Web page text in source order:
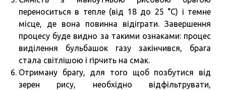
переноситься в тепле (від 18 до 25 °C) і темне
місце, де вона повинна відіграти. Завершення
процесу буде видно за такими ознаками: процес
виділення бульбашок газу закінчився, брага
стала світлішою і гірчить на смак.
Отриману брагу, для того щоб позбутися від
зерен рису, необхідно відфільтрувати,